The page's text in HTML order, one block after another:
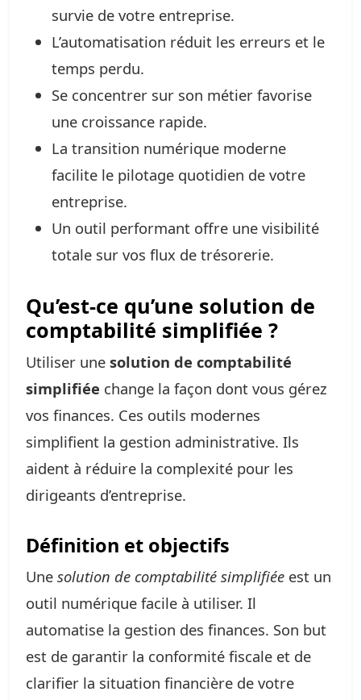
survie de votre entreprise.
L’automatisation réduit les erreurs et le
temps perdu.
Se concentrer sur son métier favorise
une croissance rapide.
La transition numérique moderne
facilite le pilotage quotidien de votre
entreprise.
Un outil performant offre une visibilité
totale sur vos flux de trésorerie.
Qu’est-ce qu’une solution de
comptabilité simplifiée ?
Utiliser une solution de comptabilité
simplifiée change la façon dont vous gérez
vos finances. Ces outils modernes
simplifient la gestion administrative. Ils
aident à réduire la complexité pour les
dirigeants d’entreprise.
Définition et objectifs
Une solution de comptabilité simplifiée est un
outil numérique facile à utiliser. Il
automatise la gestion des finances. Son but
est de garantir la conformité fiscale et de
clarifier la situation financière de votre